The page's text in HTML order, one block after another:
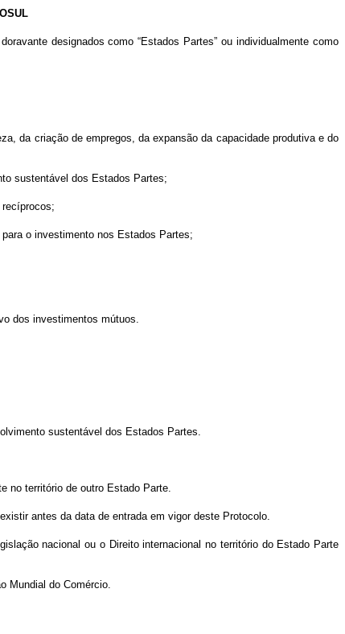
designados como “Estados Partes” ou individualmente como
da criação de empregos, da expansão da capacidade produtiva e do
sustentável dos Estados Partes;
o investimento nos Estados Partes;
dos investimentos mútuos.
sustentável dos Estados Partes.
no território de outro Estado Parte.
antes da data de entrada em vigor deste Protocolo.
nacional ou o Direito internacional no território do Estado Parte
Mundial do Comércio.